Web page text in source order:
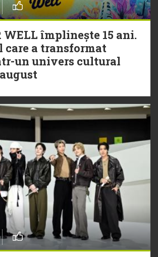
WELL împlinește 15 ani.
care a transformat
un univers cultural